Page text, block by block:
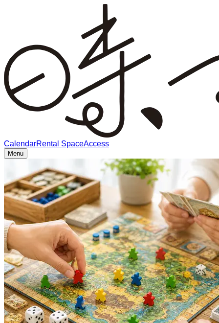
CalendarRental SpaceAccess
Menu